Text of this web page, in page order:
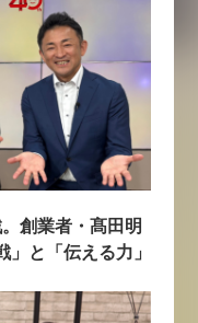
創業者・髙田明
と「伝える力」